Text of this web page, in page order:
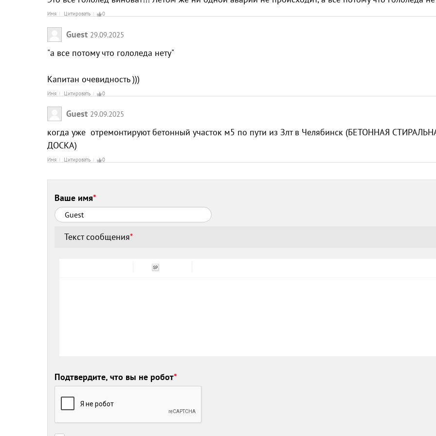
Имя Цитировать 0
Guest 29.09.2025
"а все потому что гололеда нету"
Капитан очевидность )))
Имя Цитировать 0
Guest 29.09.2025
когда уже отремонтируют бетонный участок м5 по пути из Злт в Челябинск (БЕТОННАЯ
ДОСКА)
Имя Цитировать 0
Ваше имя*
Текст сообщения*
Подтвердите, что вы не робот*